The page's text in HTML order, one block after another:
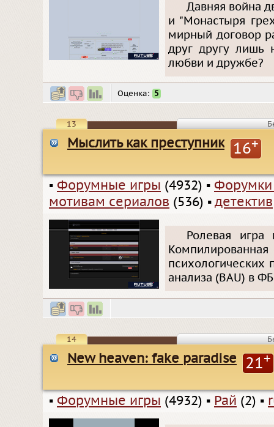
Давняя война
и "Монастыря
мирный договор
друг другу лишь
любви и дружбе?
Оценка: 5
13
Мыслить как преступник 16+
▪ Форумные игры (4932) ▪
мотивам сериалов (536) ▪ детектив
Ролевая
психологических
анализа (BAU) в
14
New heaven: fake paradise 21+
▪ Форумные игры (4932) ▪ Рай (2) ▪